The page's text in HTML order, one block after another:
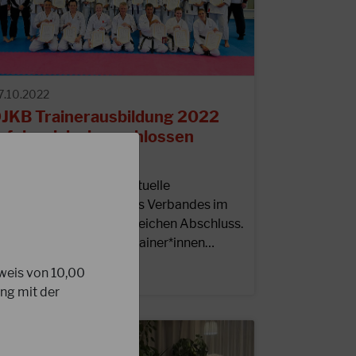
Trainerausbildung 2022
abgeschlossen
1.10.2022 fand die aktuelle
unseres Verbandes im
Bottrop ihren erfolgreichen Abschluss.
konnten 25 neue Trainer*innen…
von 10,00
mit der